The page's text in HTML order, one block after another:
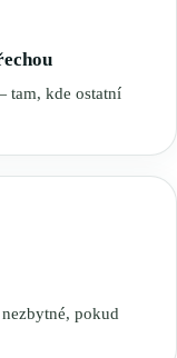
tam, kde ostatní
pokud